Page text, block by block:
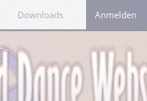
Downloads LinksAnmelden